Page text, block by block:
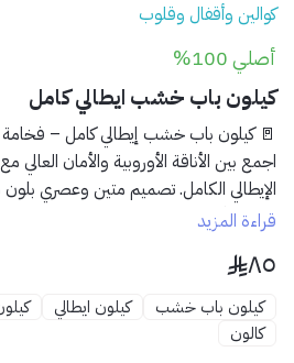
كوالين وأقفال وقلوب
أصلي 100%
كيلون باب خشب ايطالي كامل
🚪 كيلون باب خشب إيطالي كامل –
اجمع بين الأناقة الأوروبية والأمان العالي
الإيطالي الكامل. تصميم متين وعصري بلون
المثالي لأبواب المدخل الداخلية والخارجية
✅ المميزات:
🇮🇹
صناعة إيطالية بجودة عالية
قراءة المزيد
٨٥
كيلون باب خشب كيلون ايطالي
كالون